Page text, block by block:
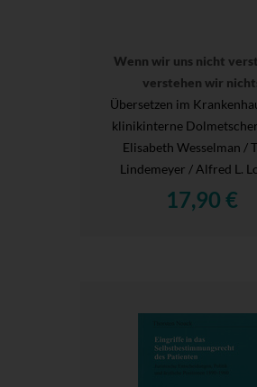
Wenn wir uns nicht
verstehen wir
Übersetzen im
klinikinterne
Elisabeth Wesselman /
Lindemeyer / Alfred L.
17,90 €